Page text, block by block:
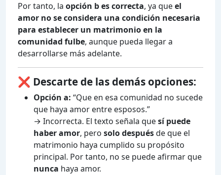
Por tanto, la opción b es correcta, ya queel
amor no se considera una condición necesaria
para establecer un matrimonio en la
comunidad fulbe, aunque pueda llegar a
desarrollarse más adelante.
❌ Descarte de las demás opciones:
Opción a: “Que en esa comunidad no sucede
que haya amor entre esposos.”
→ Incorrecta. El texto señala quesí puede
haber amor, pero solo despuésde que el
matrimonio haya cumplido su propósito
principal. Por tanto, no se puede afirmar que
nunca haya amor.